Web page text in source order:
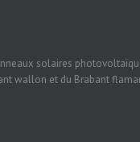
solaires
wallon et du Brabant